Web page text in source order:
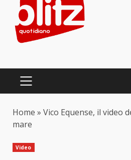
content
PRIMARY
Home » Vico Equense, il video
mare
Video